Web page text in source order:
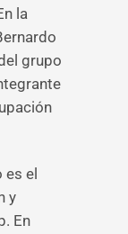
la
grupo
el
y
En